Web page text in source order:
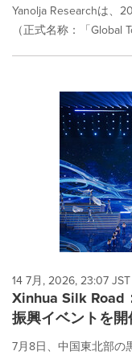
Yanolja Researchは、
（正式名称：「Global
14 7月, 2026, 23:07 JST
Xinhua Silk Road
振興イベントを開
7月8日、中国東北部の